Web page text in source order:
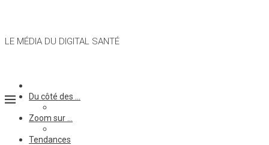
LE MÉDIA DU DIGITAL SANTÉ
Du côté des …
Zoom sur …
Tendances